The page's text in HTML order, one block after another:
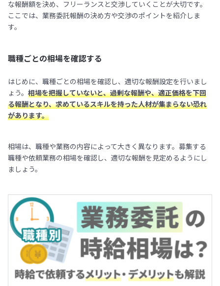
な報酬額を決め、フリーランスと交渉していくことが大切です。
ここでは、業務委託報酬の決め方や交渉のポイントを紹介しま
す。
職種ごとの相場を確認する
はじめに、職種ごとの相場を確認し、適切な報酬設定を行いまし
ょう。 相場を把握していないと、過剰な報酬や、適正価格を下回
る報酬となり、求めているスキルを持った人材が集まらない恐れ
があります。
相場は、職種や業務の内容によって大きく異なります。募集する
職種や依頼業務の相場を確認し、適切な報酬を見定めるようにし
ましょう。